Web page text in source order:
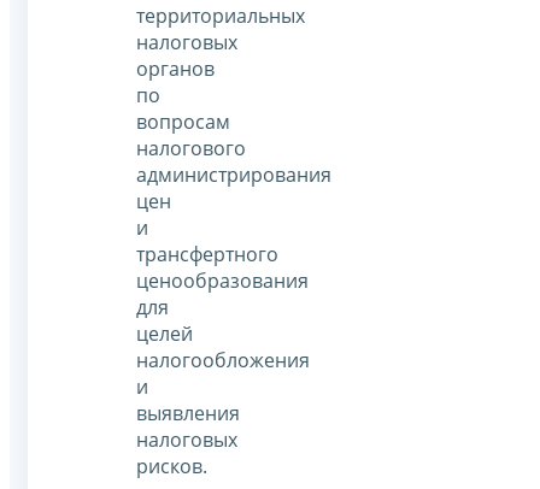
территориальных
налоговых
органов
по
вопросам
налогового
администрирования
цен
и
трансфертного
ценообразования
для
целей
налогообложения
и
выявления
налоговых
рисков.